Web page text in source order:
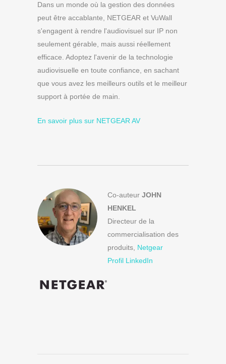
Dans un monde où la gestion des données
peut être accablante, NETGEAR et VuWall
s'engagent à rendre l'audiovisuel sur IP non
seulement gérable, mais aussi réellement
efficace. Adoptez l'avenir de la technologie
audiovisuelle en toute confiance, en sachant
que vous avez les meilleurs outils et le meilleur
support à portée de main.
En savoir plus sur NETGEAR AV
Co-auteur JOHN
HENKEL
Directeur de la
commercialisation des
produits, Netgear
Profil LinkedIn